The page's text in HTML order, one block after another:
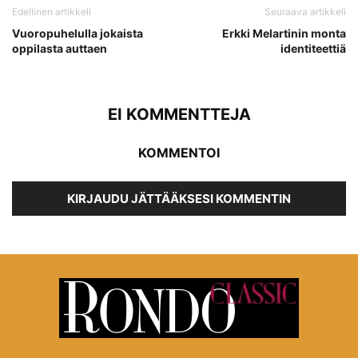
Edellinen artikkeli
Vuoropuhelulla jokaista
oppilasta auttaen
Seuraava artikkeli
Erkki Melartinin monta
identiteettiä
EI KOMMENTTEJA
KOMMENTOI
KIRJAUDU JÄTTÄÄKSESI KOMMENTIN